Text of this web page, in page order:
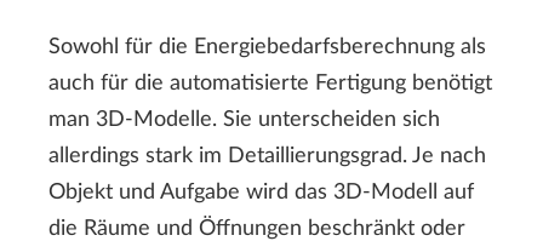
Sowohl für die Energiebedarfsberechnung als
auch für die automatisierte Fertigung benötigt
man 3D-Modelle. Sie unterscheiden sich
allerdings stark im Detaillierungsgrad. Je nach
Objekt und Aufgabe wird das 3D-Modell auf
die Räume und Öffnungen beschränkt oder